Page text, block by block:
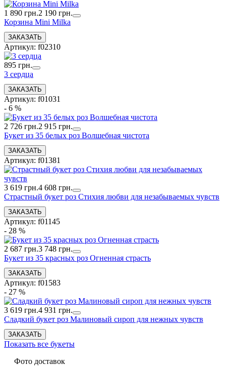
1 890 грн.2 190 грн.
Корзина Mini Milka
Артикул: f02310
895 грн.
3 сердца
Артикул: f01031
- 6 %
2 726 грн.2 915 грн.
Букет из 35 белых роз Волшебная чистота
Артикул: f01381
3 619 грн.4 608 грн.
Страстный букет роз Стихия любви для незабываемых чувств
Артикул: f01145
- 28 %
2 687 грн.3 748 грн.
Букет из 35 красных роз Огненная страсть
Артикул: f01583
- 27 %
3 619 грн.4 931 грн.
Сладкий букет роз Малиновый сироп для нежных чувств
Показать все букеты
Фото доставок